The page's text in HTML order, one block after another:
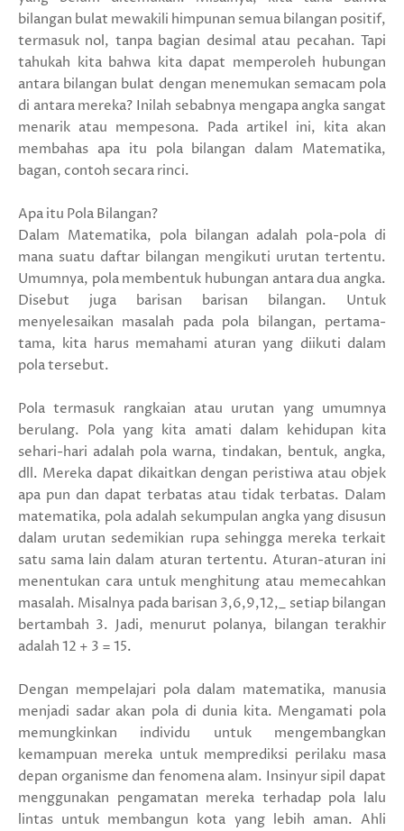
bilangan bulat mewakili himpunan semua bilangan positif,
termasuk nol, tanpa bagian desimal atau pecahan. Tapi
tahukah kita bahwa kita dapat memperoleh hubungan
antara bilangan bulat dengan menemukan semacam pola
di antara mereka? Inilah sebabnya mengapa angka sangat
menarik atau mempesona. Pada artikel ini, kita akan
membahas apa itu pola bilangan dalam Matematika,
bagan, contoh secara rinci.
Apa itu Pola Bilangan?
Dalam Matematika, pola bilangan adalah pola-pola di
mana suatu daftar bilangan mengikuti urutan tertentu.
Umumnya, pola membentuk hubungan antara dua angka.
Disebut juga barisan barisan bilangan. Untuk
menyelesaikan masalah pada pola bilangan, pertama-
tama, kita harus memahami aturan yang diikuti dalam
pola tersebut.
Pola termasuk rangkaian atau urutan yang umumnya
berulang. Pola yang kita amati dalam kehidupan kita
sehari-hari adalah pola warna, tindakan, bentuk, angka,
dll. Mereka dapat dikaitkan dengan peristiwa atau objek
apa pun dan dapat terbatas atau tidak terbatas. Dalam
matematika, pola adalah sekumpulan angka yang disusun
dalam urutan sedemikian rupa sehingga mereka terkait
satu sama lain dalam aturan tertentu. Aturan-aturan ini
menentukan cara untuk menghitung atau memecahkan
masalah. Misalnya pada barisan 3,6,9,12,_ setiap bilangan
bertambah 3. Jadi, menurut polanya, bilangan terakhir
adalah 12 + 3 = 15.
Dengan mempelajari pola dalam matematika, manusia
menjadi sadar akan pola di dunia kita. Mengamati pola
memungkinkan individu untuk mengembangkan
kemampuan mereka untuk memprediksi perilaku masa
depan organisme dan fenomena alam. Insinyur sipil dapat
menggunakan pengamatan mereka terhadap pola lalu
lintas untuk membangun kota yang lebih aman. Ahli